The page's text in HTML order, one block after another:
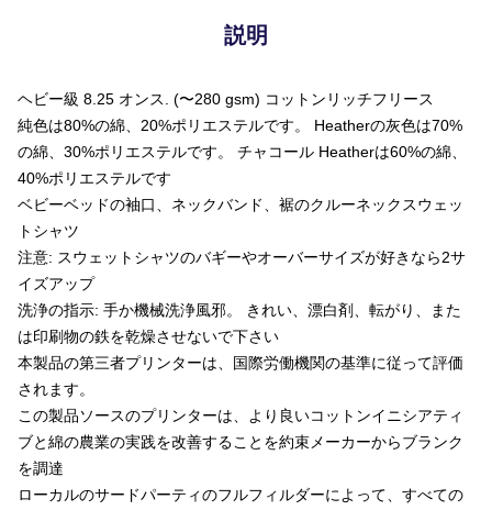
説明
ヘビー級 8.25 オンス. (〜280 gsm) コットンリッチフリース
純色は80%の綿、20%ポリエステルです。 Heatherの灰色は70%
の綿、30%ポリエステルです。 チャコール Heatherは60%の綿、
40%ポリエステルです
ベビーベッドの袖口、ネックバンド、裾のクルーネックスウェッ
トシャツ
注意: スウェットシャツのバギーやオーバーサイズが好きなら2サ
イズアップ
洗浄の指示: 手か機械洗浄風邪。 きれい、漂白剤、転がり、また
は印刷物の鉄を乾燥させないで下さい
本製品の第三者プリンターは、国際労働機関の基準に従って評価
されます。
この製品ソースのプリンターは、より良いコットンイニシアティ
ブと綿の農業の実践を改善することを約束メーカーからブランク
を調達
ローカルのサードパーティのフルフィルダーによって、すべての